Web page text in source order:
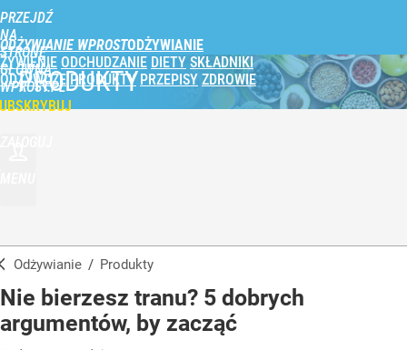
PRZEJDŹ
NA
STRONĘ
GŁÓWNĄ
WPROST.PL
ODŻYWIANIE WPROST
ŻYWIENIE ODCHUDZANIE DIETY SKŁADNIKI
ODŻYWCZE PRODUKTY PRZEPISY ZDROWIE
PRODUKTY
Odżywianie / Produkty
Nie bierzesz tranu? 5 dobrych
argumentów, by zacząć